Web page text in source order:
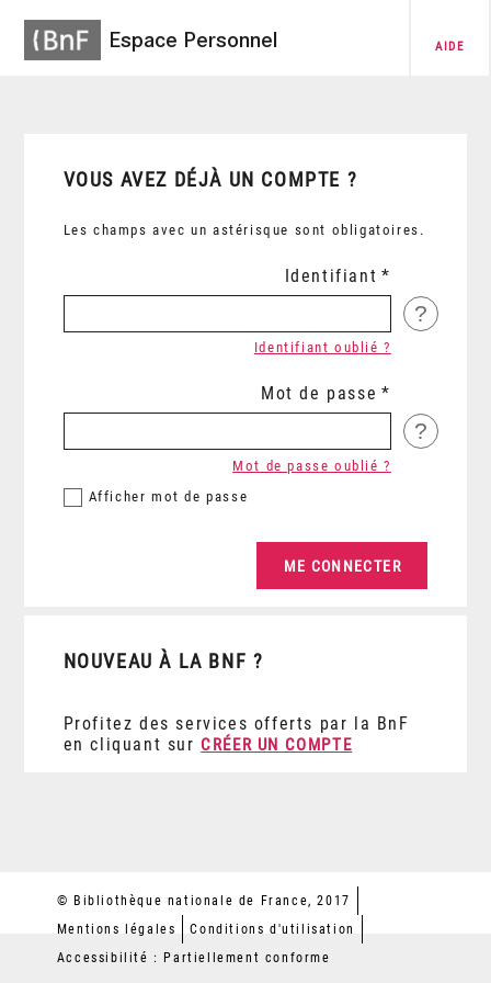
Espace Personnel AIDE
VOUS AVEZ DÉJÀ UN COMPTE ?
Les champs avec un astérisque sont obligatoires.
Identifiant
?
Identifiant oublié ?
Mot de passe
?
Afficher mot de passe
Mot de passe oublié ?
NOUVEAU À LA BNF ?
Profitez des services offerts par la BnF
en cliquant sur CRÉER UN COMPTE
© Bibliothèque nationale de France, 2017
Mentions légales
Conditions d'utilisation
Accessibilité : Partiellement conforme